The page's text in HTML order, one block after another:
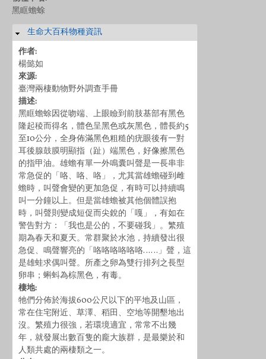
黑眶蟾蜍
隱藏
生命大百科物種資訊
作者:
楊懿如
來源:
臺灣兩棲動物野外調查手冊
描述:
黑眶蟾蜍因從吻端、上眼瞼到前肢基部有黑色
隆起稜而得名，體色呈黑色或灰黑色，體長約5
至10公分，全身佈滿黑色粗糙的疣眼後有一對
耳後腺鼓膜明顯指（趾）端黑色，好像擦黑色
的指甲油。雄蟾有單一外鳴囊叫聲是一長串非
常急促的「咯、咯、咯」，尤其當雄蟾碰到雌
蟾時，叫聲會變的更加急促，有時可以持續鳴
叫一分鐘以上。但是當雄蟾被其他個體誤抱
時，叫聲則變成短促而尖銳的「嘎」，有如在
警告對方：「我也是公的，不要碰我」。繁殖
期為春天和夏天。常群聚於水池，持續發出很
急促、鳴聲響亮的「咯咯咯咯咯咯……」聲，這
是雄蛙求偶叫聲。所產之卵為雙行排列之長型
卵串；蝌蚪為棕黑色，有毒。
棲地:
牠們分佈於海拔600公尺以下的平地及山區，
常在住宅附近、草澤、稻田、空地等開墾地出
沒。繁殖力很強，若環境適宜，常常不出幾
年，就發展出數百隻的龐大族群，是最樂於和
人類共處的兩棲類之一。